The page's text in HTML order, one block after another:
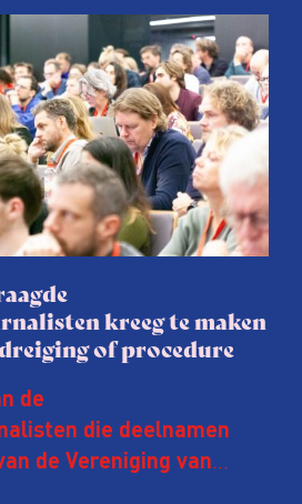
kreeg te maken
of procedure
de
die deelnamen
de Vereniging van